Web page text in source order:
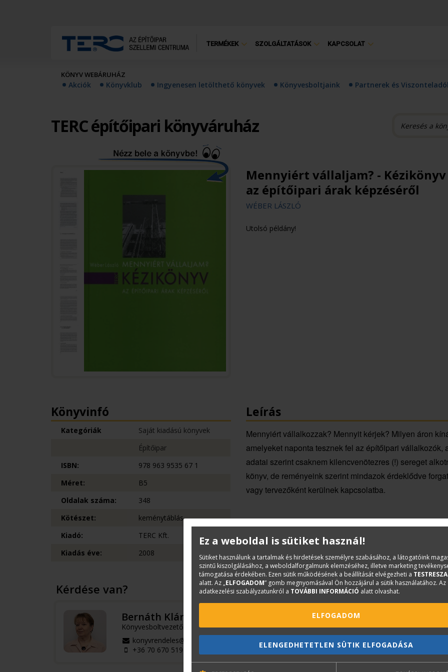
TERMÉKEK SZOLGÁLTATÁSOK KAPCSOLAT
KÖNYV WEBÁRUHÁZ
Akciók Könyvklub Ingyenesen letölthető könyvek Könyvesboltjaink Partnerek és
TERC építőipari könyváruház
Mennyiért vállaljam? - Kézikönyv
az építőipari árak képzéséről
WÉBER LÁSZLÓ
Utolsó példány!
Leírás
Mennyiért vállalkozzak? Mennyit kérjek? Milyen áron
amelyeket naponta tesznek fel az építőipari
adatai szerint csaknem kilencvenötezres (!) sereget
könyv, de reményeink szerint mindazok érdeklődve
vagy tervezőként kerülnek kapcsolatba.
Könyvinfó
Kategóriák
Saját kiadású könyvek
Építőipar
ISBN:
978 963 9535 67 1
Méret:
B5
Oldalak száma:
348
Kötészet:
keménytáblás
Kiadó:
TERC Kft.
Kiadás éve:
2008
Kérdése van?
Bernáth Klára
Könyvesboltvezető
konyvrendeles@terc.hu
+36 70 670 5194
Ez a weboldal is sütiket használ!
Sütiket használunk a tartalmak és hirdetések személyre szabásához, a látogatóink
szintű kiszolgálásához, a weboldalforgalmunk elemzéséhez, illetve marketing
támogatása érdekében. Ezen sütik működésének a beállítását elvégezheti a
alatt. Az „ELFOGADOM” gomb megnyomásával Ön hozzájárul a sütik használatához. Az
adatkezelési szabályzatunkról a TOVÁBBI INFORMÁCIÓ alatt olvashat.
ELFOGADOM
ELENGEDHETETLEN SÜTIK ELFOGADÁSA